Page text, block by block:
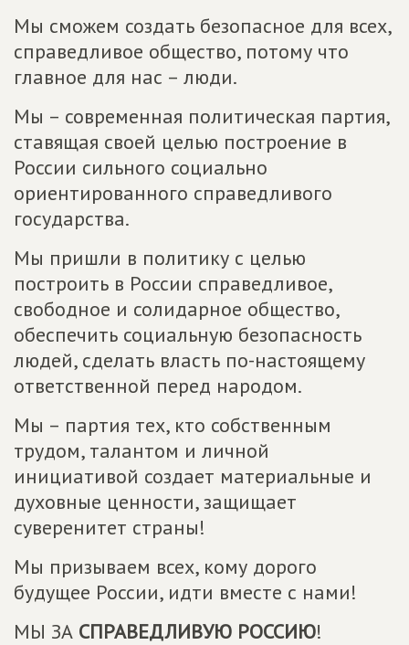
Мы сможем создать безопасное для всех,
справедливое общество, потому что
главное для нас – люди.
Мы – современная политическая партия,
ставящая своей целью построение в
России сильного социально
ориентированного справедливого
государства.
Мы пришли в политику с целью
построить в России справедливое,
свободное и солидарное общество,
обеспечить социальную безопасность
людей, сделать власть по-настоящему
ответственной перед народом.
Мы – партия тех, кто собственным
трудом, талантом и личной
инициативой создает материальные и
духовные ценности, защищает
суверенитет страны!
Мы призываем всех, кому дорого
будущее России, идти вместе с нами!
МЫ ЗА СПРАВЕДЛИВУЮ РОССИЮ!